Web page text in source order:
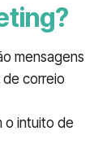
mensagens
correio
o intuito de